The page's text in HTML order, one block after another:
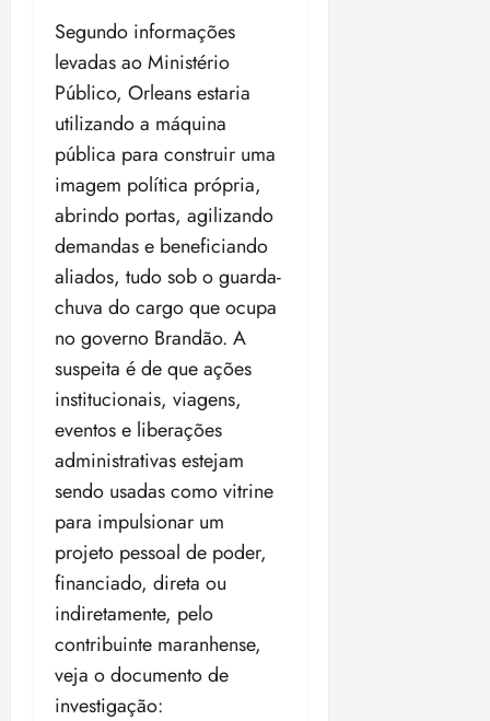
Segundo informações
levadas ao Ministério
Público, Orleans estaria
utilizando a máquina
pública para construir uma
imagem política própria,
abrindo portas, agilizando
demandas e beneficiando
aliados, tudo sob o guarda-
chuva do cargo que ocupa
no governo Brandão. A
suspeita é de que ações
institucionais, viagens,
eventos e liberações
administrativas estejam
sendo usadas como vitrine
para impulsionar um
projeto pessoal de poder,
financiado, direta ou
indiretamente, pelo
contribuinte maranhense,
veja o documento de
investigação: